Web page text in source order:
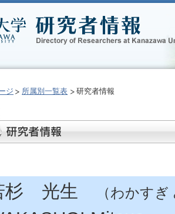
ジ 所属別一覧表 研究者情報
杉 光生 （わかす